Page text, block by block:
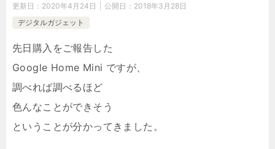
更新日： 2020年4月24日 公開日： 2018年3月28日
デジタルガジェット
先日購入をご報告した
Google Home Mini ですが、
調べれば調べるほど
色んなことができそう
ということが分かってきました。